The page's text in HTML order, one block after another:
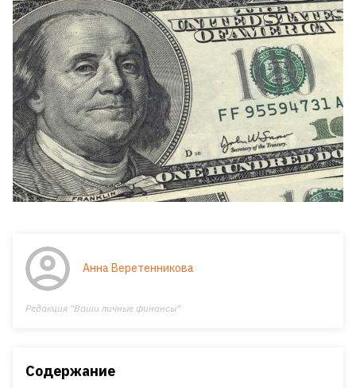
Анна Веретенникова
Редакция "Ваши личные финансы"
Содержание